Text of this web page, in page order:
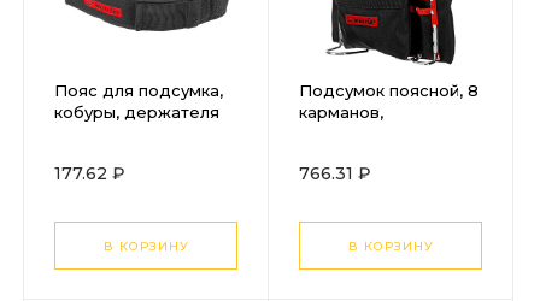
Пояс для подсумка,
кобуры, держателя
177.62 ₽
В КОРЗИНУ
Подсумок поясной, 8
карманов,
Matrix
766.31 ₽
В КОРЗИНУ